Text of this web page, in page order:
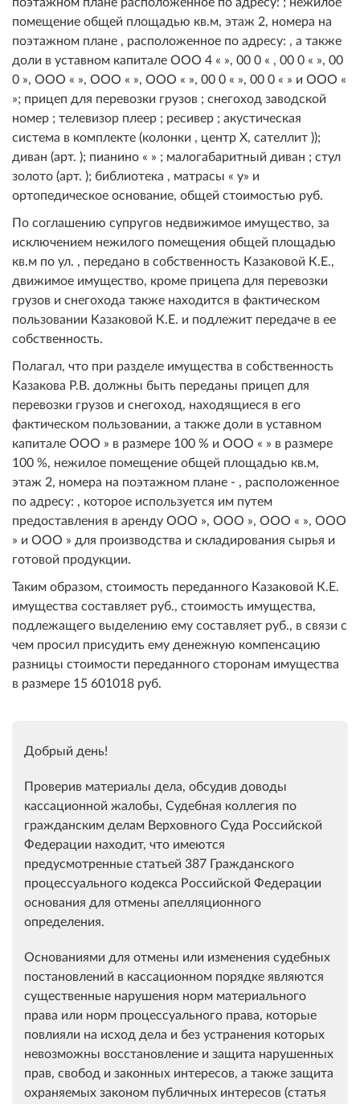
помещение общей площадью кв.м, этаж 2, номера на
поэтажном плане , расположенное по адресу: , а также
доли в уставном капитале ООО 4 « », 00 0 « , 00 0 « », 00
0 », ООО « », ООО « », ООО « », 00 0 « », 00 0 « » и ООО «
»; прицеп для перевозки грузов ; снегоход заводской
номер ; телевизор плеер ; ресивер ; акустическая
система в комплекте (колонки , центр Х, сателлит ));
диван (арт. ); пианино « » ; малогабаритный диван ; стул
золото (арт. ); библиотека , матрасы « у» и
ортопедическое основание, общей стоимостью руб.
По соглашению супругов недвижимое имущество, за
исключением нежилого помещения общей площадью
кв.м по ул. , передано в собственность Казаковой К.Е.,
движимое имущество, кроме прицепа для перевозки
грузов и снегохода также находится в фактическом
пользовании Казаковой К.Е. и подлежит передаче в ее
собственность.
Полагал, что при разделе имущества в собственность
Казакова Р.В. должны быть переданы прицеп для
перевозки грузов и снегоход, находящиеся в его
фактическом пользовании, а также доли в уставном
капитале ООО » в размере 100 % и ООО « » в размере
100 %, нежилое помещение общей площадью кв.м,
этаж 2, номера на поэтажном плане - , расположенное
по адресу: , которое используется им путем
предоставления в аренду ООО », ООО », ООО « », ООО
» и ООО » для производства и складирования сырья и
готовой продукции.
Таким образом, стоимость переданного Казаковой К.Е.
имущества составляет руб., стоимость имущества,
подлежащего выделению ему составляет руб., в связи с
чем просил присудить ему денежную компенсацию
разницы стоимости переданного сторонам имущества
в размере 15 601018 руб.
Добрый день!
Проверив материалы дела, обсудив доводы
кассационной жалобы, Судебная коллегия по
гражданским делам Верховного Суда Российской
Федерации находит, что имеются
предусмотренные статьей 387 Гражданского
процессуального кодекса Российской Федерации
основания для отмены апелляционного
определения.
Основаниями для отмены или изменения судебных
постановлений в кассационном порядке являются
существенные нарушения норм материального
права или норм процессуального права, которые
повлияли на исход дела и без устранения которых
невозможны восстановление и защита нарушенных
прав, свобод и законных интересов, а также защита
охраняемых законом публичных интересов (статья